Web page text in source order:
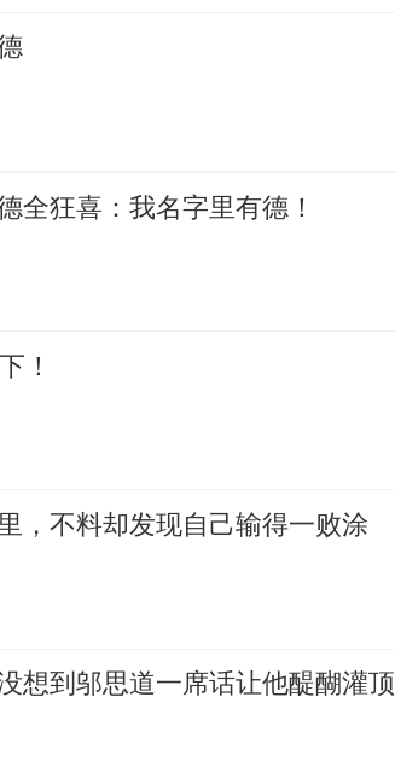
全狂喜：我名字里有德！
！
，不料却发现自己输得一败涂
想到邬思道一席话让他醍醐灌顶